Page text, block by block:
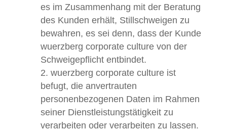
es im Zusammenhang mit der Beratung
des Kunden erhält, Stillschweigen zu
bewahren, es sei denn, dass der Kunde
wuerzberg corporate culture von der
Schweigepflicht entbindet.
wuerzberg corporate culture ist
befugt, die anvertrauten
personenbezogenen Daten im Rahmen
seiner Dienstleistungstätigkeit zu
verarbeiten oder verarbeiten zu lassen.